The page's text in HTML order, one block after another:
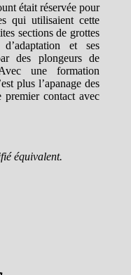
était réservée pour
qui utilisaient cette
sections de grottes
et ses
des plongeurs de
une formation
plus l’apanage des
premier contact avec
équivalent.